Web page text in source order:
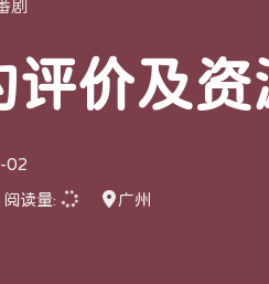
剧
评价及资
02
阅读量: 广州